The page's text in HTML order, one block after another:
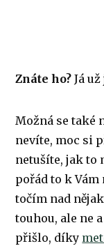
Znáte ho? Já
Možná se také
nevíte, moc si
netušíte, jak to
pořád to k Vám
točím nad
touhou, ale ne
přišlo, díky